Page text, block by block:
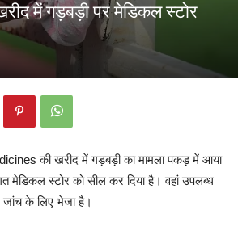
में गड़बड़ी पर मेडिकल स्टोर
की खरीद में गड़बड़ी का मामला पकड़ में आया
मेडिकल स्टोर को सील कर दिया है। वहां उपलब्ध
के लिए भेजा है।